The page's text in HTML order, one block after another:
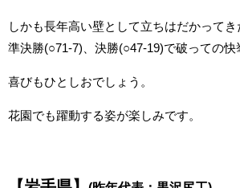
しかも長年高い壁として立ちはだかって
準決勝(○71-7)、決勝(○47-19)で破っての快
喜びもひとしおでしょう。
花園でも躍動する姿が楽しみです。